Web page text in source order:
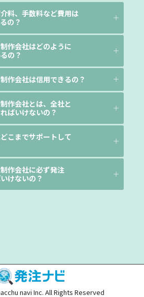
料、手数料など費用は
の？
作会社はどのように
の？
作会社は信用できるの？
作会社とは、全社と
ばいけないの？
こまでサポートして
作会社に必ず発注
けないの？
navi Inc. All Rights Reserved